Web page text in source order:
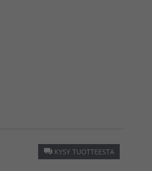
KYSY TUOTTEESTA